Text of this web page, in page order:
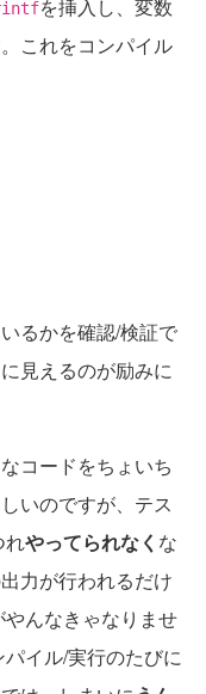
を挿入し、変数
これをコンパイル
るかを確認/検証で
見えるのが励みに
コードをちょいち
いのですが、テス
れやってられなく な
力が行われるだけ
んなきゃなりませ
イル/実行のたびに